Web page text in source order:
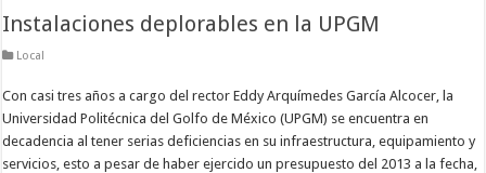
Instalaciones deplorables en la UPGM
Local
Con casi tres años a cargo del rector Eddy Arquímedes García Alcocer, la
Universidad Politécnica del Golfo de México (UPGM) se encuentra en
decadencia al tener serias deficiencias en su infraestructura, equipamiento y
servicios, esto a pesar de haber ejercido un presupuesto del 2013 a la fecha,